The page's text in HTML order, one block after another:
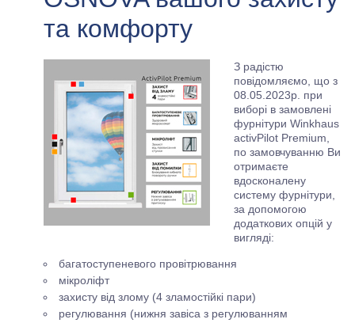
та комфорту
З радістю
повідомляємо, що з
08.05.2023р. при
виборі в замовлені
фурнітури Winkhaus
activPilot Premium,
по замовчуванню Ви
отримаєте
вдосконалену
систему фурнітури,
за допомогою
додаткових опцій у
вигляді:
багатоступеневого провітрювання
мікроліфт
захисту від злому (4 зламостійкі пари)
регулювання (нижня завіса з регулюванням